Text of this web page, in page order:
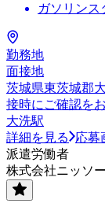
ガソリンス
勤務地
面接地
茨城県東茨城郡
接時にご確認を
大洗駅
詳細を見る
応募
派遣労働者
株式会社ニッソ